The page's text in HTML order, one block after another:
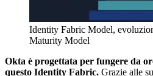
Identity Fabric Model,
Maturity Model
Okta è progettata per fungere da
questo Identity Fabric. Grazie alle